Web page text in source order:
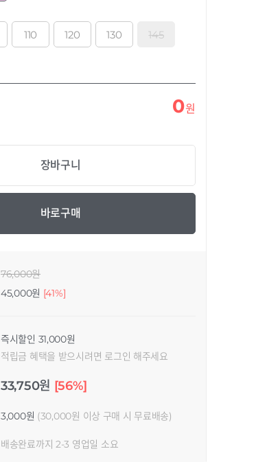
110 120 130 145
0원
장바구니
바로구매
76,000원
45,000원 [41%]
즉시할인 31,000원
적립금 혜택을 받으시려면 로그인 해주세요
33,750원 [56%]
3,000원 (30,000원 이상 구매 시 무료배송)
배송완료까지 2-3 영업일 소요